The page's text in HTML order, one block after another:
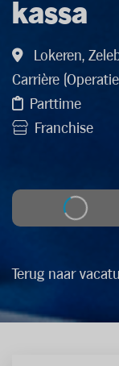
kassa
Lokeren,
Carrière (Operatie)
Parttime
Franchise
Solliciteer
Terug naar